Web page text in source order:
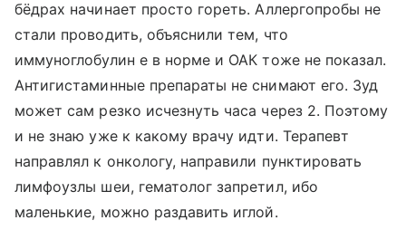
бёдрах начинает просто гореть. Аллергопробы не
стали проводить, объяснили тем, что
иммуноглобулин е в норме и ОАК тоже не показал.
Антигистаминные препараты не снимают его. Зуд
может сам резко исчезнуть часа через 2. Поэтому
и не знаю уже к какому врачу идти. Терапевт
направлял к онкологу, направили пунктировать
лимфоузлы шеи, гематолог запретил, ибо
маленькие, можно раздавить иглой.